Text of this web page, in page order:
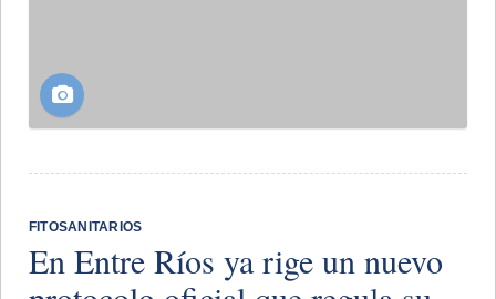
manera legal en esa provincia
Continuar...
Se abrió la venta de stands para